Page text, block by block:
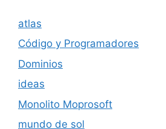
atlas
Código y Programadores
Dominios
ideas
Monolito Moprosoft
mundo de sol